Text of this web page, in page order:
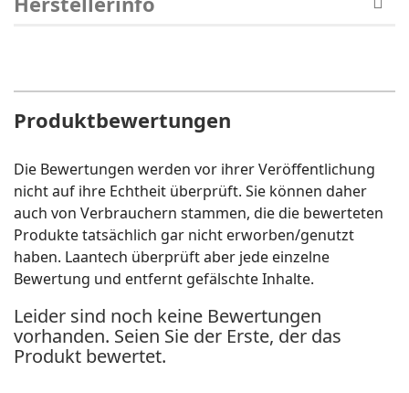
Produktbewertungen
Die Bewertungen werden vor ihrer Veröffentlichung
nicht auf ihre Echtheit überprüft. Sie können daher
auch von Verbrauchern stammen, die die bewerteten
Produkte tatsächlich gar nicht erworben/genutzt
haben. Laantech überprüft aber jede einzelne
Bewertung und entfernt gefälschte Inhalte.
Leider sind noch keine Bewertungen
vorhanden. Seien Sie der Erste, der das
Produkt bewertet.